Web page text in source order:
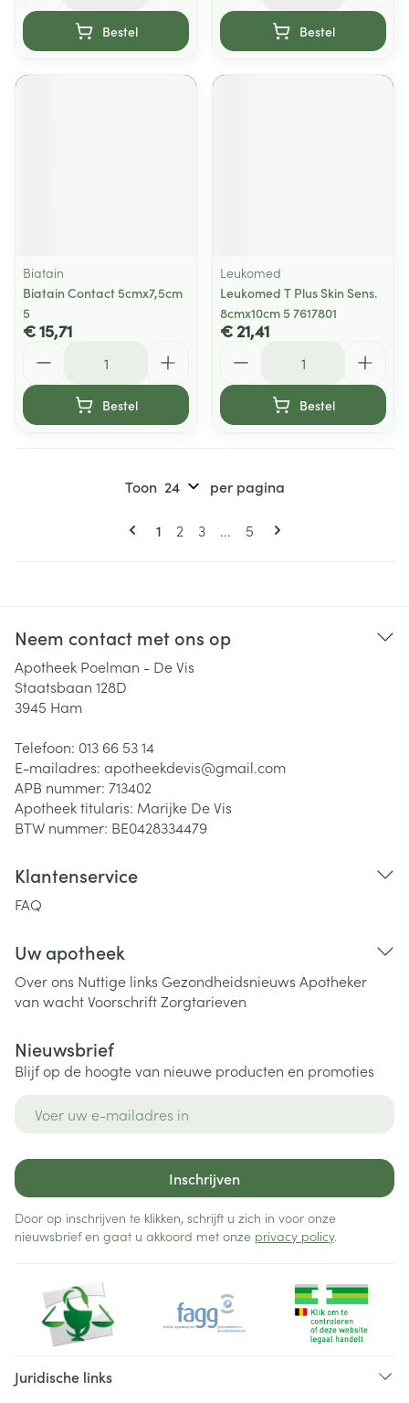
Bestel Bestel
Biatain
Biatain Contact 5cmx7,5cm
5
€ 15,71
Bestel
Leukomed
Leukomed T Plus Skin Sens.
8cmx10cm 5 7617801
€ 21,41
Bestel
Pagina's
U lees momenteel pagina
1 Pagina
2 Pagina
3 ... Pagina
5
Toon per pagina
Neem contact met ons op
Apotheek Poelman - De Vis
Staatsbaan 128D
3945 Ham
Telefoon: 013 66 53 14
E-mailadres: apotheekdevis@gmail.com
APB nummer: 713402
Apotheek titularis: Marijke De Vis
BTW nummer: BE0428334479
Klantenservice
FAQ
Uw apotheek
Over ons Nuttige links Gezondheidsnieuws Apotheker
van wachtVoorschriftZorgtarieven
Nieuwsbrief
Blijf op de hoogte van nieuwe producten en promoties
Inschrijven
Door op inschrijven te klikken, schrijft u zich in voor onze
nieuwsbrief en gaat u akkoord met onze privacy policy.
Juridische links